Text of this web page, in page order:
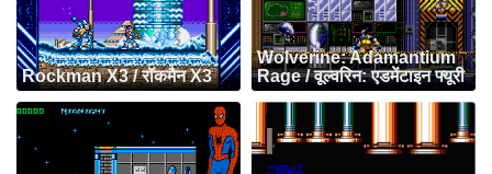
Rockman X3 / रॉकमैन X3
Wolverine: Adamantium
Rage / वूल्वरिन: एडमेंटाइन फ्यूरी